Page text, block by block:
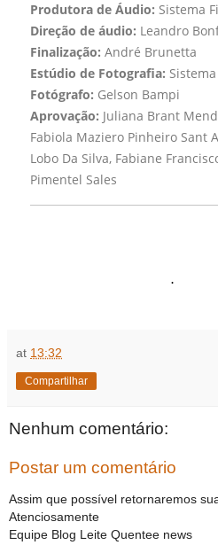
Produtora de Áudio: Sistema
Direção de áudio: Leandro
Finalização: André Brunetta
Estúdio de Fotografia:
Fotógrafo: Gelson Bampi
Aprovação: Juliana Brant
Fabiola Maziero Pinheiro Sant
Lobo Da Silva, Fabiane
Pimentel Sales
.
at 13:32
Compartilhar
Nenhum comentário:
Postar um comentário
Assim que possível retornaremos
Atenciosamente
Equipe Blog Leite Quentee news